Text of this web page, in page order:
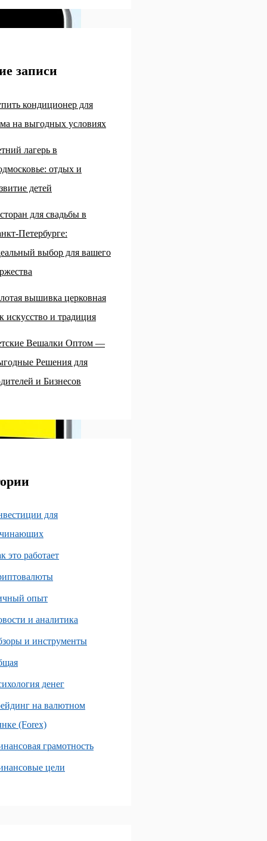
записи
кондиционер для
на выгодных условиях
лагерь в
отдых и
детей
для свадьбы в
Петербурге:
выбор для вашего
вышивка церковная
искусство и традиция
Вешалки Оптом —
Решения для
и Бизнесов
для
это работает
опыт
и аналитика
и инструменты
денег
на валютном
(Forex)
грамотность
цели